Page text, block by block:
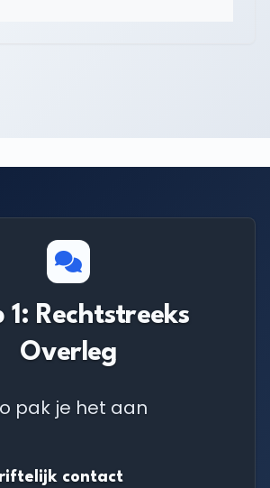
1: Rechtstreeks
Overleg
pak je het aan
contact